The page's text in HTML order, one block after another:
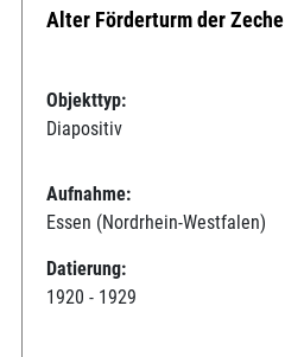
Alter Förderturm der
Objekttyp:
Diapositiv
Aufnahme:
Essen (Nordrhein-Westfalen)
Datierung:
1920 - 1929